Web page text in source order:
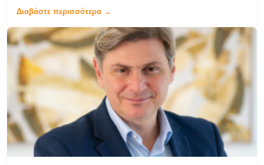
Διαβάστε περισσότερα →